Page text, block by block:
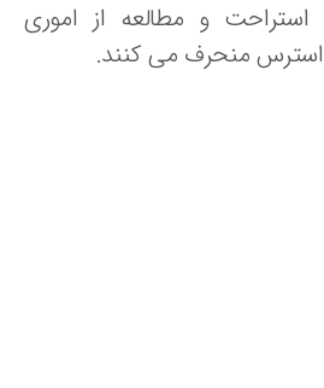
و مطالعه از اموری
منحرف می کنند.